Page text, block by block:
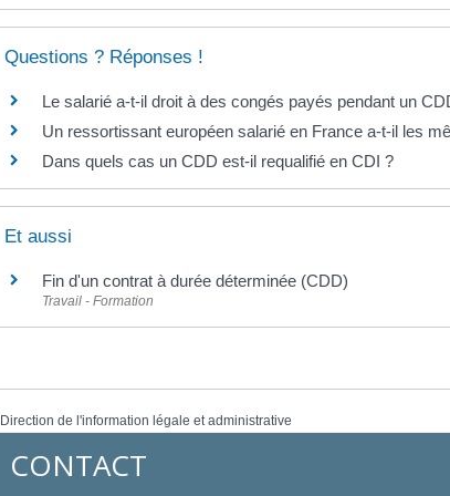
Questions ? Réponses !
Le salarié a-t-il droit à des congés payés pendant un
Un ressortissant européen salarié en France a-t-il les
Dans quels cas un CDD est-il requalifié en CDI ?
Et aussi
Fin d'un contrat à durée déterminée (CDD)
Travail - Formation
Direction de l'information légale et administrative
CONTACT